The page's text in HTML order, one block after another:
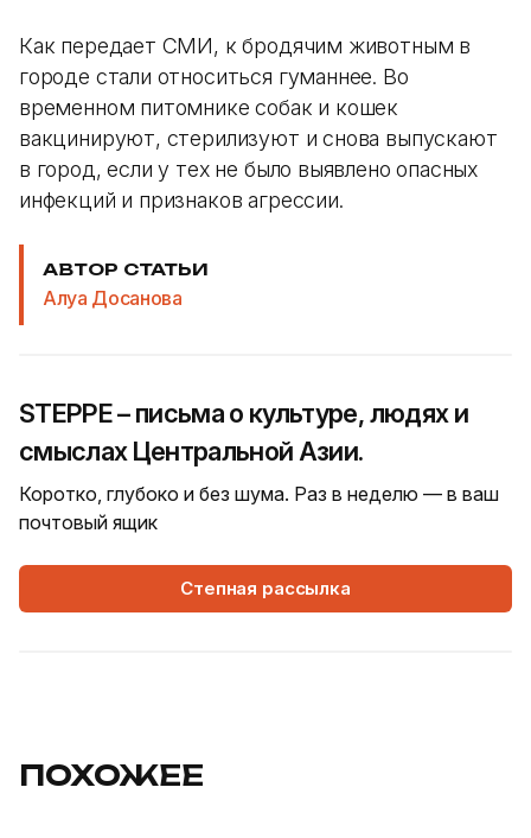
Как передает СМИ, к бродячим животным в
городе стали относиться гуманнее. Во
временном питомнике собак и кошек
вакцинируют, стерилизуют и снова выпускают
в город, если у тех не было выявлено опасных
инфекций и признаков агрессии.
АВТОР СТАТЬИ
Алуа Досанова
STEPPE – письма о культуре, людях и
смыслах Центральной Азии.
Коротко, глубоко и без шума. Раз в неделю — в ваш
почтовый ящик
Степная рассылка
ПОХОЖЕЕ